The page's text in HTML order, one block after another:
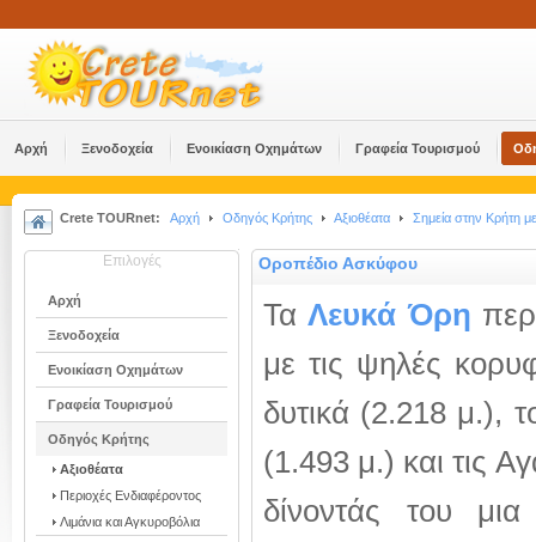
Αρχή Ξενοδοχεία Ενοικίαση Οχημάτων Γραφεία Τουρισμού
Crete TOURnet: Αρχή Οδηγός Κρήτης Αξιοθέατα Σημεία στην Κρήτη
Επιλογές
Αρχή
Ξενοδοχεία
Ενοικίαση Οχημάτων
Γραφεία Τουρισμού
Οδηγός Κρήτης
Αξιοθέατα
Περιοχές Ενδιαφέροντος
Λιμάνια και Αγκυροβόλια
Οροπέδιο Ασκύφου
ΤαΛευκά Όρη
με τις ψηλές
δυτικά (2.218 μ.),
(1.493 μ.) και τις
δίνοντάς του